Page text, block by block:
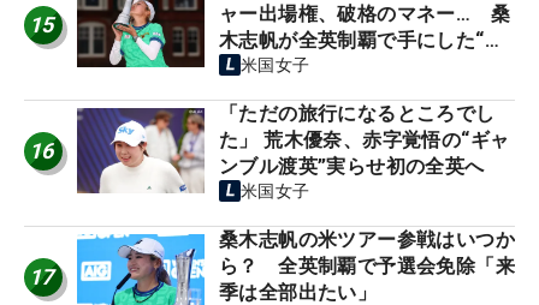
15
ャー出場権、破格のマネー… 桑
木志帆が全英制覇で手にした“特
典”は
米国女子
16
「ただの旅行になるところでし
た」 荒木優奈、赤字覚悟の“ギャ
ンブル渡英”実らせ初の全英へ
米国女子
17
桑木志帆の米ツアー参戦はいつか
ら？ 全英制覇で予選会免除「来
季は全部出たい」